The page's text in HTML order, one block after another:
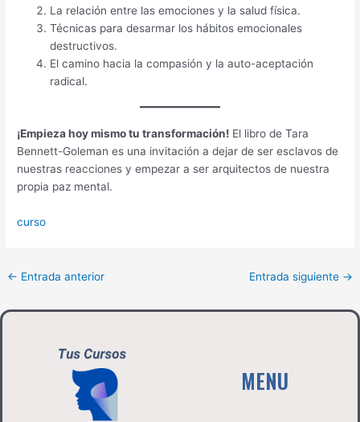
La relación entre las emociones y la salud física.
Técnicas para desarmar los hábitos emocionales
destructivos.
El camino hacia la compasión y la auto-aceptación
radical.
¡Empieza hoy mismo tu transformación! El libro de Tara
Bennett-Goleman es una invitación a dejar de ser esclavos de
nuestras reacciones y empezar a ser arquitectos de nuestra
propia paz mental.
curso
← Entrada anterior Entrada siguiente →
MENU